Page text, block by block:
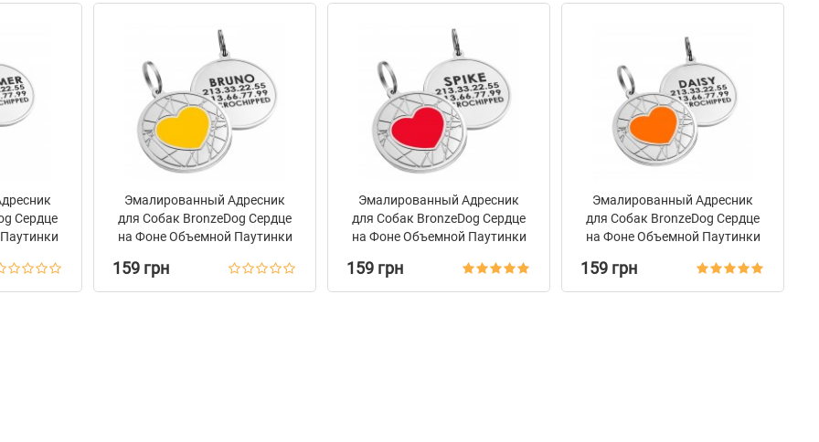
Сердце
Эмалированный Адресник
для Собак BronzeDog Сердце
на Фоне Объемной Паутинки
159 грн
Эмалированный Адресник
для Собак BronzeDog Сердце
на Фоне Объемной Паутинки
159 грн
Эмалированный Адресник
для Собак BronzeDog Сердце
на Фоне Объемной Паутинки
159 грн